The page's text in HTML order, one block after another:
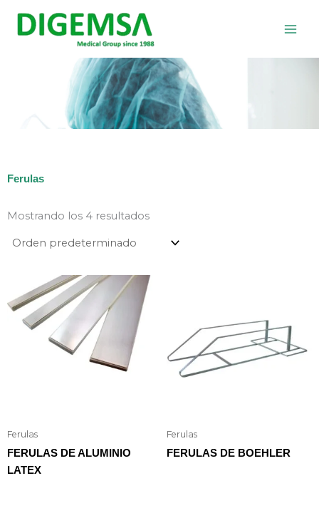
Ferulas
Mostrando los 4 resultados
Ferulas
FERULAS DE ALUMINIO
LATEX
Ferulas
FERULAS DE BOEHLER